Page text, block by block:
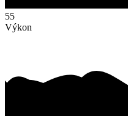
55
Výkon